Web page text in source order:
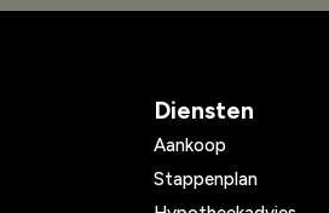
Diensten
Aankoop
Stappenplan